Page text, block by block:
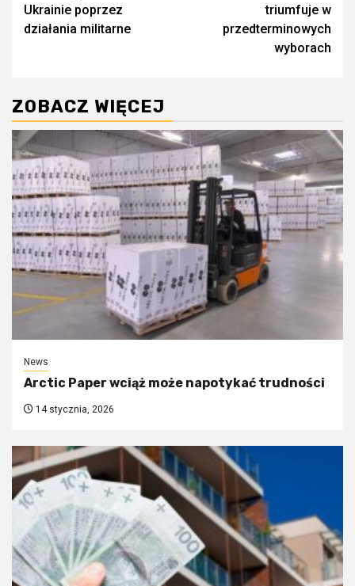
Ukrainie poprzez
działania militarne
triumfuje w
przedterminowych
wyborach
ZOBACZ WIĘCEJ
News
Arctic Paper wciąż może napotykać trudności
14 stycznia, 2026